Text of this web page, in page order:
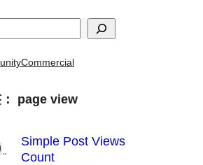
Commercial
page view
Simple Post Views
Count